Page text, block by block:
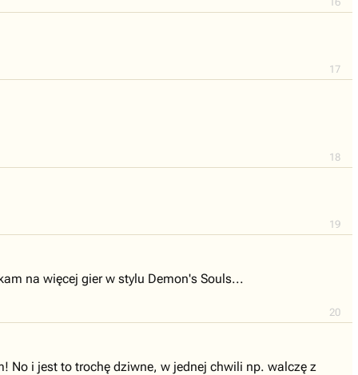
17
18
19
20
na więcej gier w stylu Demon's Souls...
No i jest to trochę dziwne, w jednej chwili np. walczę z